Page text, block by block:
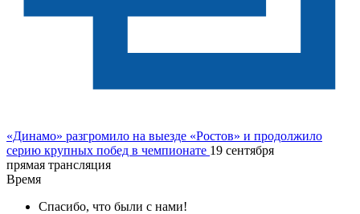
«Динамо» разгромило на выезде «Ростов» и продолжило
серию крупных побед в чемпионате 19 сентября
прямая трансляция
Время
Спасибо, что были с нами!